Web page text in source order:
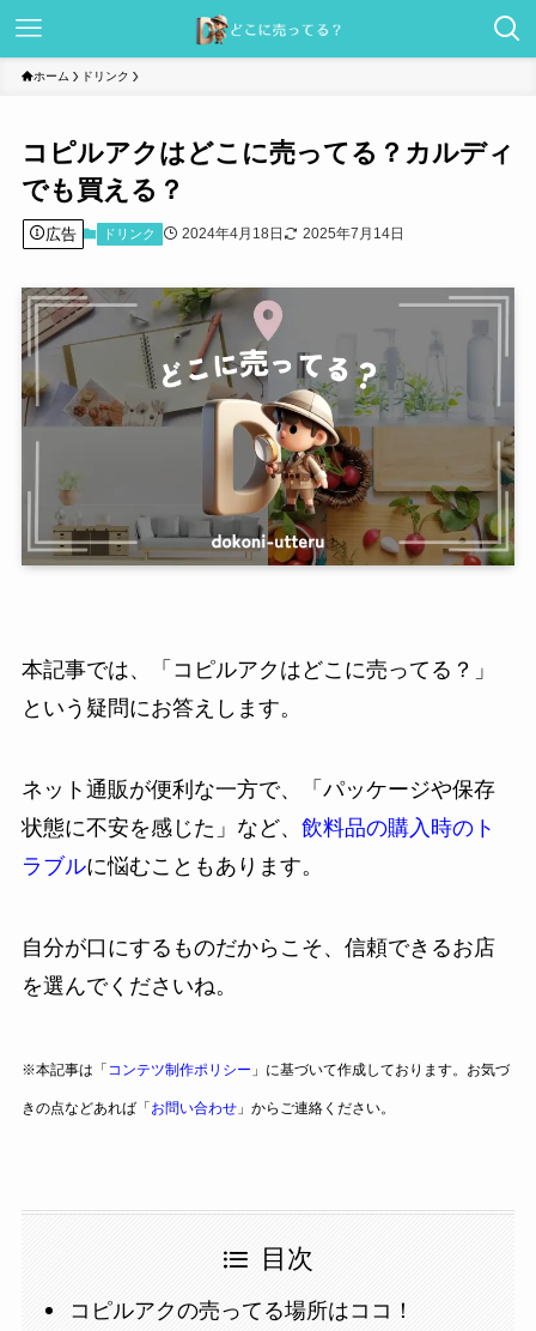
ホーム ドリンク
コピルアクはどこに売ってる？カルディ
でも買える？
広告 ドリンク 2024年4月18日 2025年7月14日
本記事では、「コピルアクはどこに売ってる？」
という疑問にお答えします。
ネット通販が便利な一方で、「パッケージや保存
状態に不安を感じた」など、 飲料品の購入時のト
ラブルに悩むこともあります。
自分が口にするものだからこそ、信頼できるお店
を選んでくださいね。
※本記事は「 コンテツ制作ポリシー 」に基づいて作成しております。お気づ
きの点などあれば「お問い合わせ」からご連絡ください。
目次
コピルアクの売ってる場所はココ！